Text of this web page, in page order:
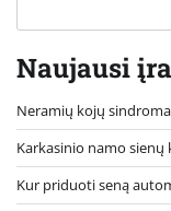
Naujausi
Neramių kojų
Karkasinio namo
Kur priduoti seną